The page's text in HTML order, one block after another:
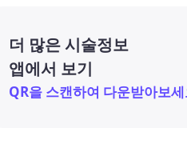
더 많은 시술정보
앱에서 보기
QR을 스캔하여 다운받아보세